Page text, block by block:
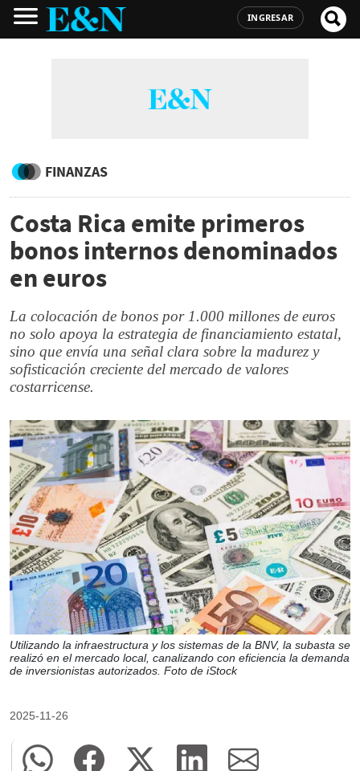
INGRESAR
FINANZAS
Costa Rica emite primeros
bonos internos denominados
en euros
La colocación de bonos por 1.000 millones de euros
no solo apoya la estrategia de financiamiento estatal,
sino que envía una señal clara sobre la madurez y
sofisticación creciente del mercado de valores
costarricense.
Utilizando la infraestructura y los sistemas de la BNV, la subasta se
realizó en el mercado local, canalizando con eficiencia la demanda
de inversionistas autorizados. Foto de iStock
2025-11-26